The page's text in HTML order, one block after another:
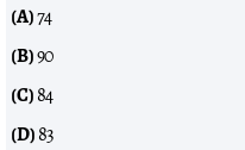
(A)74
(B)90
(C)84
(D)83